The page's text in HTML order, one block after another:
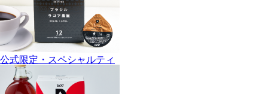
公式限定・スペシャルティ